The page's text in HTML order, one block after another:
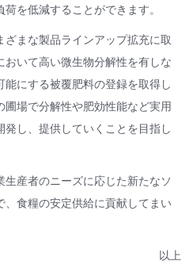
を低減することができます。
まな製品ラインアップ拡充に取
おいて高い微生物分解性を有しな
にする被覆肥料の登録を取得し
場で分解性や肥効性能など実用
し、提供していくことを目指し
産者のニーズに応じた新たなソ
、食糧の安定供給に貢献してまい
以上